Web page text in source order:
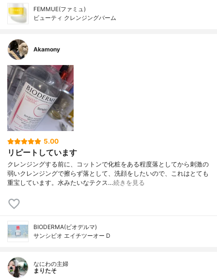
FEMMUE(ファミュ)
ビューティ クレンジングバーム
Akamony
5.00
リピートしています
クレンジングする前に、コットンで化粧をある程度落としてから刺激の
弱いクレンジングで擦らず落として、洗顔をしたいので、これはとても
重宝しています。水みたいなテクス…続きを見る
BIODERMA(ビオデルマ)
サンシビオ エイチツーオー D
なにわの主婦
まりたそ